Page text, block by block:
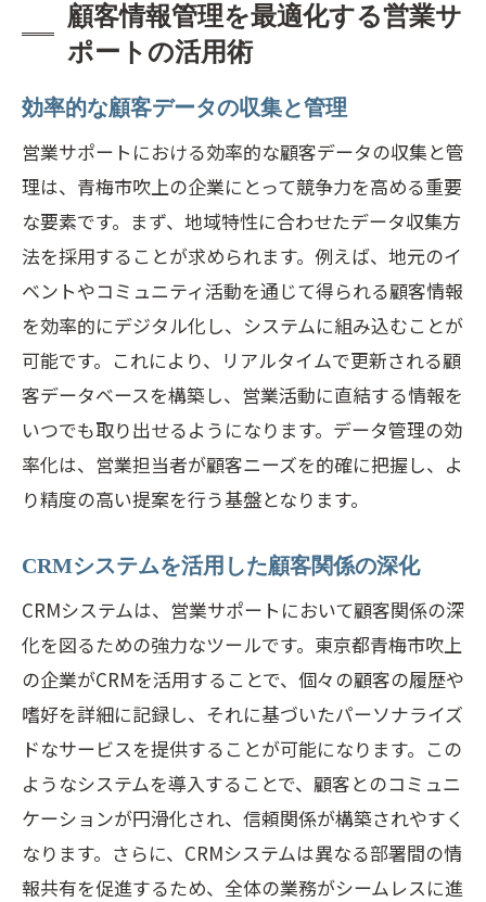
因
導入後の継続的改善プロセスの重要性
地域企業の声から学ぶ営業サポートの未
顧客情報管理を最適化する営業サ
ポートの活用術
効率的な顧客データの収集と管理
営業サポートにおける効率的な顧客データの収集と管
理は、青梅市吹上の企業にとって競争力を高める重要
な要素です。まず、地域特性に合わせたデータ収集方
法を採用することが求められます。例えば、地元のイ
ベントやコミュニティ活動を通じて得られる顧客情報
を効率的にデジタル化し、システムに組み込むことが
可能です。これにより、リアルタイムで更新される顧
客データベースを構築し、営業活動に直結する情報を
いつでも取り出せるようになります。データ管理の効
率化は、営業担当者が顧客ニーズを的確に把握し、よ
り精度の高い提案を行う基盤となります。
CRMシステムを活用した顧客関係の深化
CRMシステムは、営業サポートにおいて顧客関係の深
化を図るための強力なツールです。東京都青梅市吹上
の企業がCRMを活用することで、個々の顧客の履歴や
嗜好を詳細に記録し、それに基づいたパーソナライズ
ドなサービスを提供することが可能になります。この
ようなシステムを導入することで、顧客とのコミュニ
ケーションが円滑化され、信頼関係が構築されやすく
なります。さらに、CRMシステムは異なる部署間の情
報共有を促進するため、全体の業務がシームレスに進